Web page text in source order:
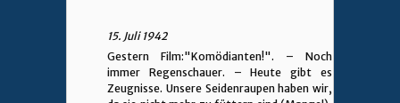
15. Juli 1942
Gestern Film:"Komödianten!". – Noch
immer Regenschauer. – Heute gibt es
Zeugnisse. Unsere Seidenraupen haben wir,